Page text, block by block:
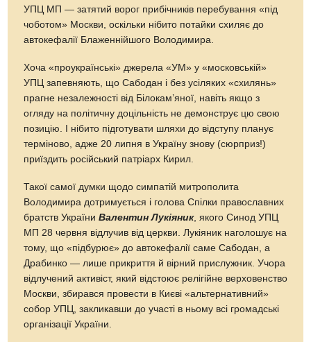
УПЦ МП — затятий ворог прибічників перебування «під
чоботом» Москви, оскільки нібито потайки схиляє до
автокефалії Блаженнійшого Володимира.
Хоча «проукраїнські» джерела «УМ» у «московській»
УПЦ запевняють, що Сабодан і без усіляких «схилянь»
прагне незалежності від Білокам’яної, навіть якщо з
огляду на політичну доцільність не демонструє цю свою
позицію. І нібито підготувати шляхи до відступу планує
терміново, адже 20 липня в Україну знову (сюрприз!)
приїздить російський патріарх Кирил.
Такої самої думки щодо симпатій митрополита
Володимира дотримується і голова Спілки православних
братств УкраїниВалентин Лукіяник, якого Синод УПЦ
МП 28 червня відлучив від церкви. Лукіяник наголошує на
тому, що «підбурює» до автокефалії саме Сабодан, а
Драбинко — лише прикриття й вірний прислужник. Учора
відлучений активіст, який відстоює релігійне верховенство
Москви, збирався провести в Києві «альтернативний»
собор УПЦ, закликавши до участі в ньому всі громадські
організації України.